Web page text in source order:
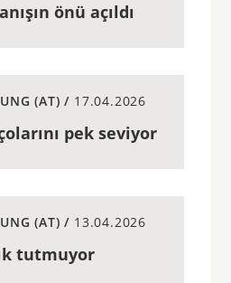
önü açıldı
(AT) / 17.04.2026
pek seviyor
(AT) / 13.04.2026
tutmuyor